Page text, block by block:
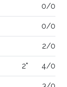
0/0
0/0
2/0
2" 4/0